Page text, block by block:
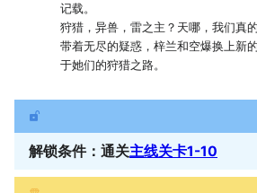
记载。
狩猎，异兽，雷之主？天哪，我们真
带着无尽的疑惑，梓兰和空爆换上新
于她们的狩猎之路。
解锁条件：通关主线关卡1-10